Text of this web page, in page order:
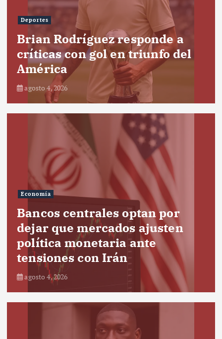
Deportes
Brian Rodríguez responde a
críticas con gol en triunfo del
América
agosto 4, 2026
Economía
Bancos centrales optan por
dejar que mercados ajusten
política monetaria ante
tensiones con Irán
agosto 4, 2026